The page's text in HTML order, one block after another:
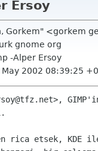
Ersoy
Gorkem" <gorkem
gnome org
-Alper Ersoy
May 2002 08:39:25
rica etsek,